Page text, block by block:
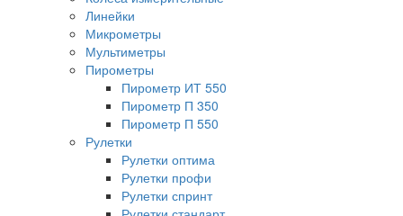
Линейки
Микрометры
Мультиметры
Пирометры
Пирометр ИТ 550
Пирометр П 350
Пирометр П 550
Рулетки
Рулетки оптима
Рулетки профи
Рулетки спринт